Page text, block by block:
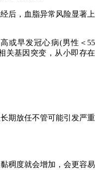
，血脂异常风险显著上
早发冠心病(男性＜55
关基因突变，从小即存在
放任不管可能引发严重
度就会增加，会更容易